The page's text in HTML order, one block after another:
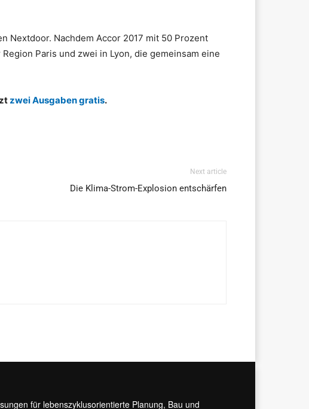
Nextdoor. Nachdem Accor 2017 mit 50 Prozent
Paris und zwei in Lyon, die gemeinsam eine
zwei Ausgaben gratis.
Next article
Die Klima-Strom-Explosion entschärfen
für lebenszyklusorientierte Planung, Bau und